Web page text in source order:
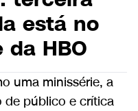
está no
HBO
uma minissérie, a
de público e crítica